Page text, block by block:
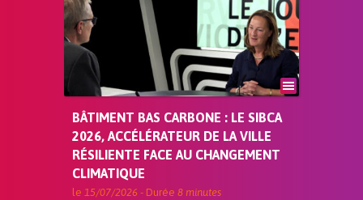
BÂTIMENT BAS CARBONE : LE SIBCA
2026, ACCÉLÉRATEUR DE LA VILLE
RÉSILIENTE FACE AU CHANGEMENT
CLIMATIQUE
le 15/07/2026 - Durée 8 minutes